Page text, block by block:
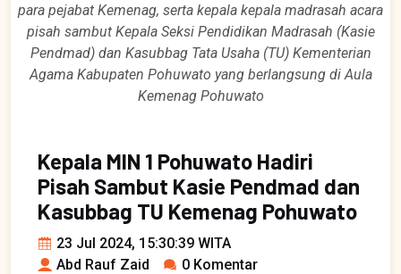
para pejabat Kemenag, serta kepala kepala madrasah acara
pisah sambut Kepala Seksi Pendidikan Madrasah (Kasie
Pendmad) dan Kasubbag Tata Usaha (TU) Kementerian
Agama Kabupaten Pohuwato yang berlangsung di Aula
Kemenag Pohuwato
Kepala MIN 1 Pohuwato Hadiri
Pisah Sambut Kasie Pendmad dan
Kasubbag TU Kemenag Pohuwato
23 Jul 2024, 15:30:39 WITA
Abd Rauf Zaid
0 Komentar